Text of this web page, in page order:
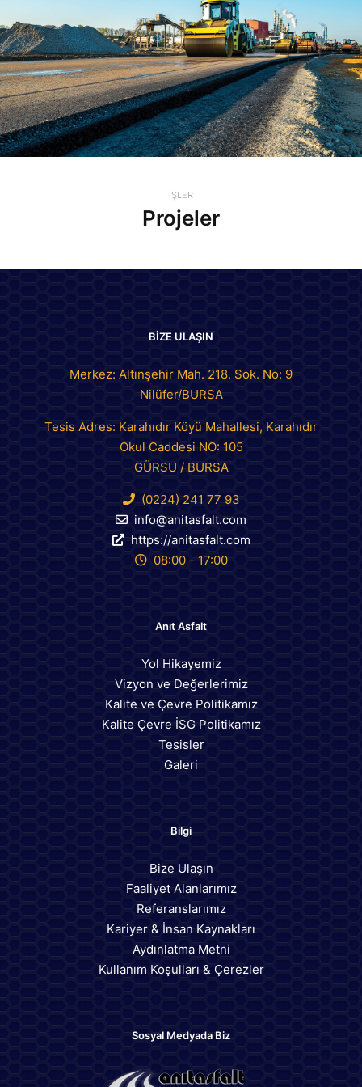
İŞLER
Projeler
BİZE ULAŞIN
Merkez: Altınşehir Mah. 218. Sok. No: 9
Nilüfer/BURSA
Tesis Adres: Karahıdır Köyü Mahallesi, Karahıdır
Okul Caddesi NO: 105
GÜRSU / BURSA
(0224) 241 77 93
info@anitasfalt.com
https://anitasfalt.com
08:00 - 17:00
Anıt Asfalt
Yol Hikayemiz
Vizyon ve Değerlerimiz
Kalite ve Çevre Politikamız
Kalite Çevre İSG Politikamız
Tesisler
Galeri
Bilgi
Bize Ulaşın
Faaliyet Alanlarımız
Referanslarımız
Kariyer & İnsan Kaynakları
Aydınlatma Metni
Kullanım Koşulları & Çerezler
Sosyal Medyada Biz